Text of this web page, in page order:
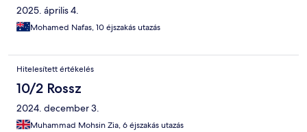
2025. április 4.
Mohamed Nafas, 10 éjszakás utazás
Hitelesített értékelés
10/2 Rossz
2024. december 3.
Muhammad Mohsin Zia, 6 éjszakás utazás